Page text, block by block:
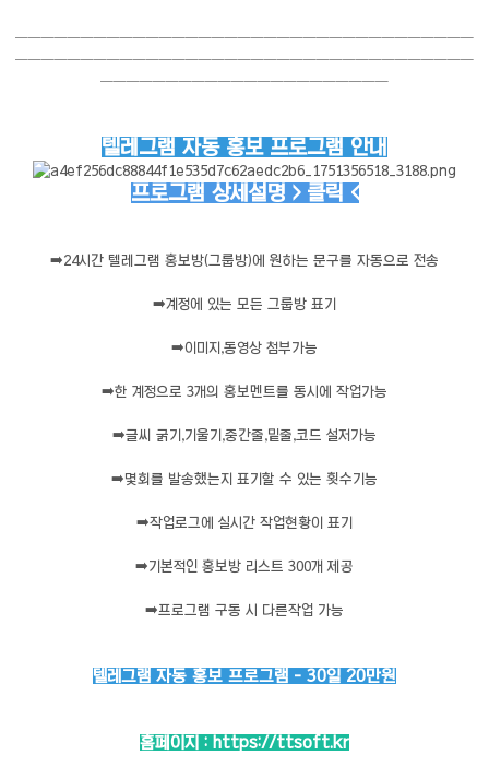
───────────────────────────────────
───────────────────────────────────
──────────────────────
텔레그램 자동 홍보 프로그램 안내
프로그램 상세설명 > 클릭 <
➡️24시간 텔레그램 홍보방(그룹방)에 원하는 문구를 자동으로 전송
➡️계정에 있는 모든 그룹방 표기
➡️이미지,동영상 첨부가능
➡️한 계정으로 3개의 홍보멘트를 동시에 작업가능
➡️글씨 굵기,기울기,중간줄,밑줄,코드 설저가능
➡️몇회를 발송했는지 표기할 수 있는 횟수기능
➡️작업로그에 실시간 작업현황이 표기
➡️기본적인 홍보방 리스트 300개 제공
➡️프로그램 구동 시 다른작업 가능
텔레그램 자동 홍보 프로그램 - 30일 20만원
홈페이지 : https://ttsoft.kr